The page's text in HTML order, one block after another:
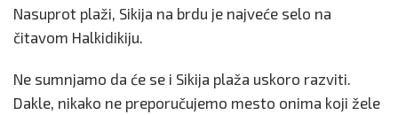
Nasuprot plaži, Sikija na brdu je najveće selo na
čitavom Halkidikiju.
Ne sumnjamo da će se i Sikija plaža uskoro razviti.
Dakle, nikako ne preporučujemo mesto onima koji žele